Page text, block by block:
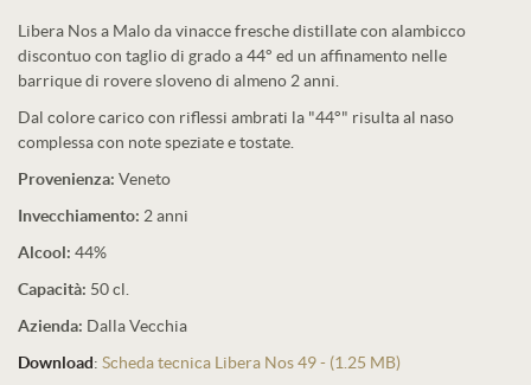
Libera Nos a Malo da vinacce fresche distillate con alambicco
discontuo con taglio di grado a 44° ed un affinamento nelle
barrique di rovere sloveno di almeno 2 anni.
Dal colore carico con riflessi ambrati la "44°" risulta al naso
complessa con note speziate e tostate.
Provenienza: Veneto
Invecchiamento: 2 anni
Alcool: 44%
Capacità: 50 cl.
Azienda: Dalla Vecchia
Download: Scheda tecnica Libera Nos 49 - (1.25 MB)